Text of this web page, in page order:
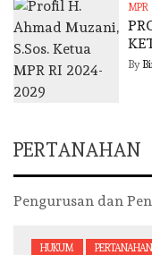
MPR
By
PERTANAHAN
Pengurusan dan
HUKUM PERTANAHAN